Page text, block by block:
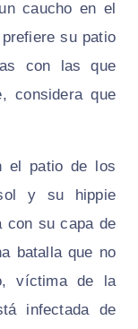
caucho en el
su patio
con las que
considera que
el patio de los
y su hippie
con su capa de
batalla que no
víctima de la
infectada de